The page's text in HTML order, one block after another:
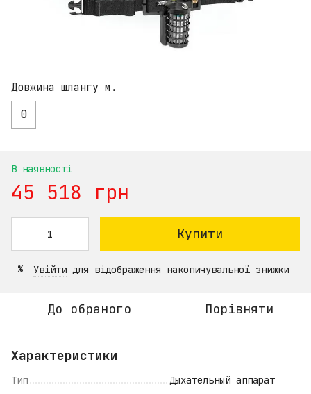
Довжина шлангу м.
0
В наявності
45 518 грн
Купити
% Увійти для відображення накопичувальної знижки
До обраного Порівняти
Характеристики
Тип Дыхательный аппарат